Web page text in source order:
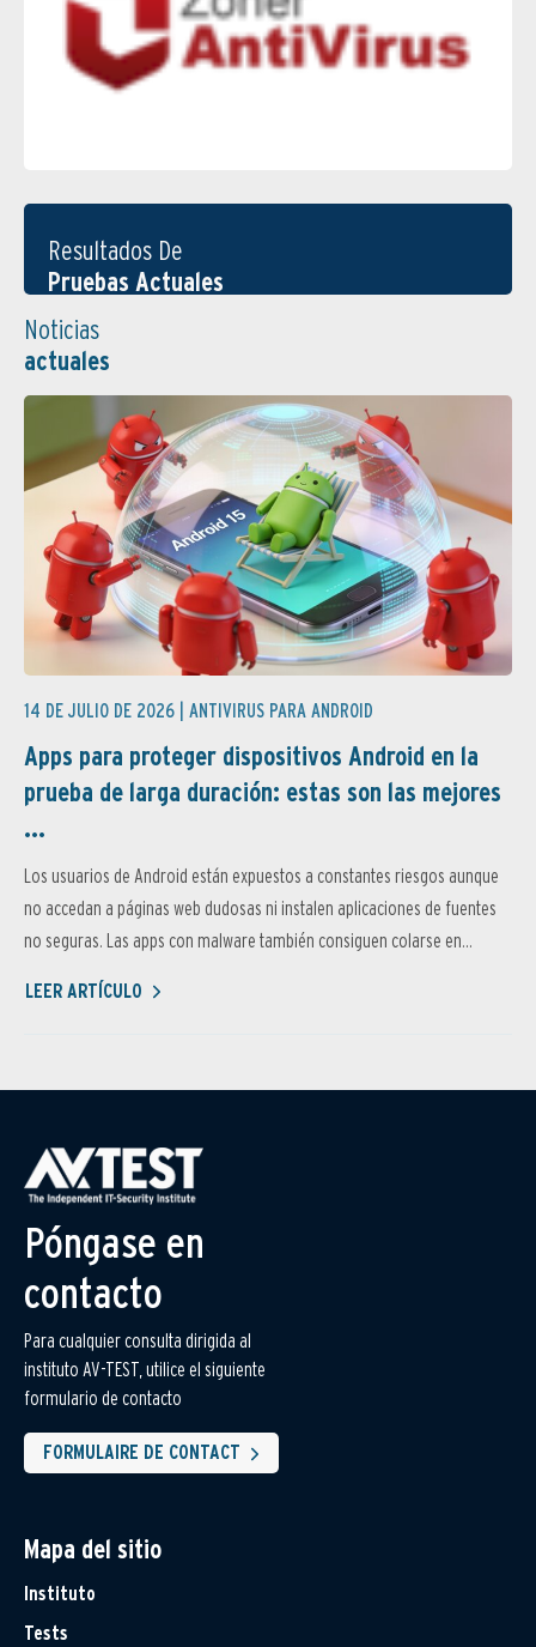
Resultados De
Pruebas Actuales
Noticias
actuales
14 DE JULIO DE 2026 | ANTIVIRUS PARA ANDROID
Apps para proteger dispositivos Android en la
prueba de larga duración: estas son las mejores
...
Los usuarios de Android están expuestos a constantes riesgos aunque
no accedan a páginas web dudosas ni instalen aplicaciones de fuentes
no seguras. Las apps con malware también consiguen colarse en...
LEER ARTÍCULO
Póngase en
contacto
Para cualquier consulta dirigida al
instituto AV-TEST, utilice el siguiente
formulario de contacto
FORMULAIRE DE CONTACT
Mapa del sitio
Instituto
Tests